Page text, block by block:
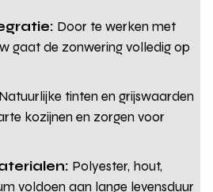
Door te werken met
gaat de zonwering volledig op
Natuurlijke tinten en grijswaarden
kozijnen en zorgen voor
Polyester, hout,
voldoen aan lange levensduur